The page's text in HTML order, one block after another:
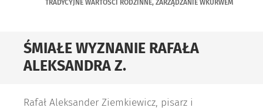
TRADYCYJNE WARTOŚCI RODZINNE, ZARZĄDZANIE WKURWEM
ŚMIAŁE WYZNANIE RAFAŁA
ALEKSANDRA Z.
Rafał Aleksander Ziemkiewicz, pisarz i